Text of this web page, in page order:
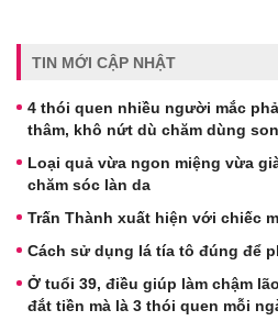
TIN MỚI CẬP NHẬT
4 thói quen nhiều người mắc
thâm, khô nứt dù chăm dùng
Loại quả vừa ngon miệng vừa
chăm sóc làn da
Trấn Thành xuất hiện với chiếc
Cách sử dụng lá tía tô đúng để
Ở tuổi 39, điều giúp làm chậm
đắt tiền mà là 3 thói quen mỗi